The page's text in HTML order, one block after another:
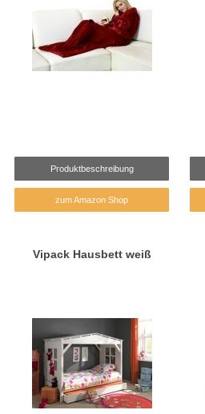
Produktbeschreibung
zum Amazon Shop
Vipack Hausbett weiß